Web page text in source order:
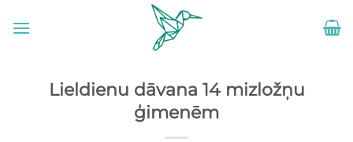
Lieldienu dāvana 14 mizložņu
ģimenēm